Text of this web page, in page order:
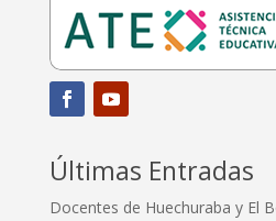
Últimas Entradas
Docentes de Huechuraba y El